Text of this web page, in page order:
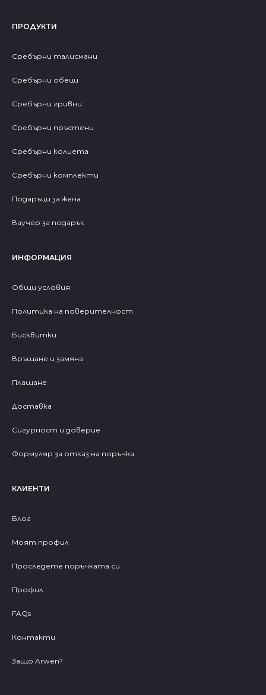
ПРОДУКТИ
Сребърни талисмани
Сребърни обеци
Сребърни гривни
Сребърни пръстени
Сребърни колиета
Сребърни комплекти
Подаръци за жена
Ваучер за подарък
ИНФОРМАЦИЯ
Общи условия
Политика на поверителност
Бисквитки
Връщане и замяна
Плащане
Доставка
Сигурност и доверие
Формуляр за отказ на поръчка
КЛИЕНТИ
Блог
Моят профил
Проследете поръчката си
Профил
FAQs
Контакти
Защо Arwen?